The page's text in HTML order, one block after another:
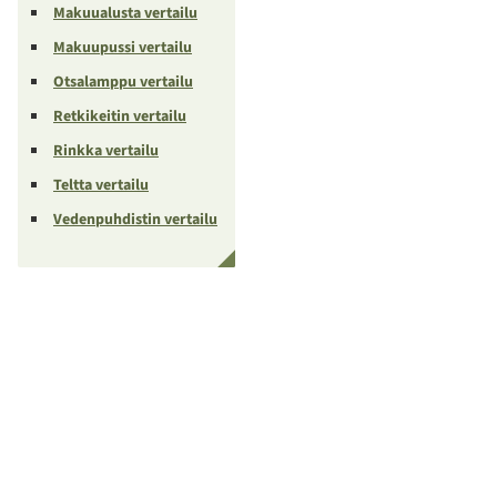
Makuualusta vertailu
Makuupussi vertailu
Otsalamppu vertailu
Retkikeitin vertailu
Rinkka vertailu
Teltta vertailu
Vedenpuhdistin vertailu